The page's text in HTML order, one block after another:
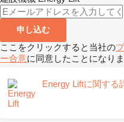
申し込む
ここをクリックすると当社の
ー合意に同意したことになりま
Energy Liftに関する